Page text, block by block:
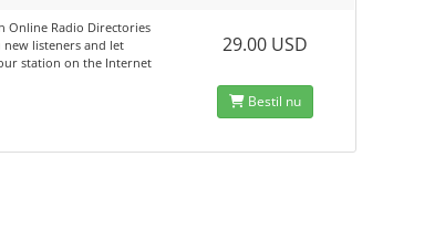
Online Radio Directories
listeners and let
station on the Internet
29.00 USD
Bestil nu